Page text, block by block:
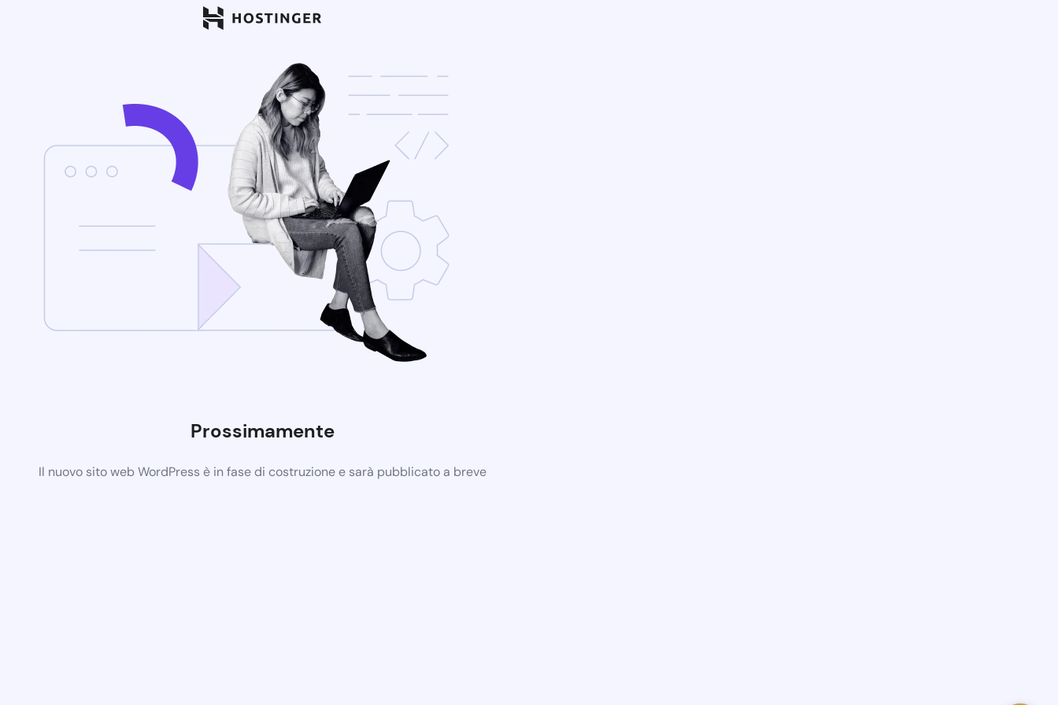
Prossimamente
Il nuovo sito web WordPress è in fase di costruzione e sarà pubblicato a breve